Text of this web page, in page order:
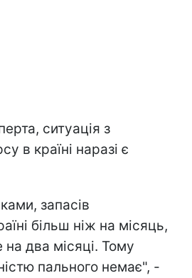
ситуація з
в країні наразі є
запасів
більш ніж на місяць,
два місяці. Тому
пального немає", -